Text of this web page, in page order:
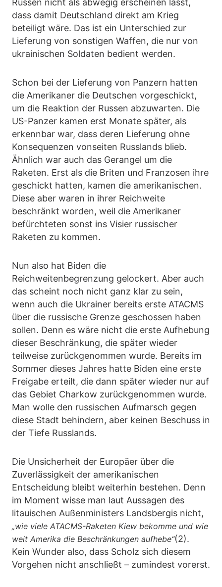
Russen nicht als abwegig erscheinen lässt,
dass damit Deutschland direkt am Krieg
beteiligt wäre. Das ist ein Unterschied zur
Lieferung von sonstigen Waffen, die nur von
ukrainischen Soldaten bedient werden.
Schon bei der Lieferung von Panzern hatten
die Amerikaner die Deutschen vorgeschickt,
um die Reaktion der Russen abzuwarten. Die
US-Panzer kamen erst Monate später, als
erkennbar war, dass deren Lieferung ohne
Konsequenzen vonseiten Russlands blieb.
Ähnlich war auch das Gerangel um die
Raketen. Erst als die Briten und Franzosen ihre
geschickt hatten, kamen die amerikanischen.
Diese aber waren in ihrer Reichweite
beschränkt worden, weil die Amerikaner
befürchteten sonst ins Visier russischer
Raketen zu kommen.
Nun also hat Biden die
Reichweitenbegrenzung gelockert. Aber auch
das scheint noch nicht ganz klar zu sein,
wenn auch die Ukrainer bereits erste ATACMS
über die russische Grenze geschossen haben
sollen. Denn es wäre nicht die erste Aufhebung
dieser Beschränkung, die später wieder
teilweise zurückgenommen wurde. Bereits im
Sommer dieses Jahres hatte Biden eine erste
Freigabe erteilt, die dann später wieder nur auf
das Gebiet Charkow zurückgenommen wurde.
Man wolle den russischen Aufmarsch gegen
diese Stadt behindern, aber keinen Beschuss in
der Tiefe Russlands.
Die Unsicherheit der Europäer über die
Zuverlässigkeit der amerikanischen
Entscheidung bleibt weiterhin bestehen. Denn
im Moment wisse man laut Aussagen des
litauischen Außenministers Landsbergis nicht,
„wie viele ATACMS-Raketen Kiew bekomme und wie
weit Amerika die Beschränkungen aufhebe“(2).
Kein Wunder also, dass Scholz sich diesem
Vorgehen nicht anschließt – zumindest vorerst.